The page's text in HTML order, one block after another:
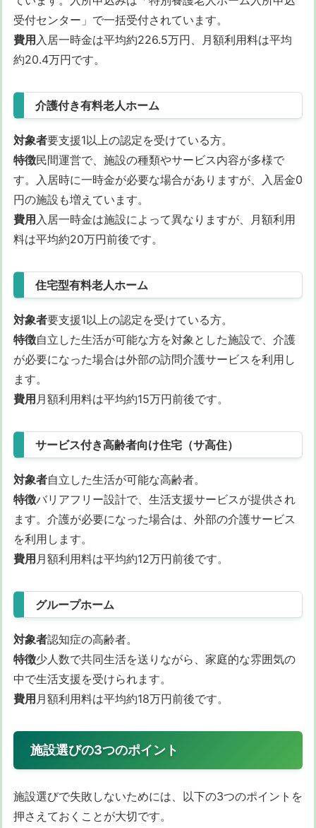
受付センター」で一括受付されています。
費用 入居一時金は平均約226.5万円、月額利用料は平均
約20.4万円です。
介護付き有料老人ホーム
対象者要支援1以上の認定を受けている方。
特徴民間運営で、施設の種類やサービス内容が多様で
す。入居時に一時金が必要な場合がありますが、入居金0
円の施設も増えています。
費用 入居一時金は施設によって異なりますが、月額利用
料は平均約20万円前後です。
住宅型有料老人ホーム
対象者要支援1以上の認定を受けている方。
特徴自立した生活が可能な方を対象とした施設で、介護
が必要になった場合は外部の訪問介護サービスを利用し
ます。
費用 月額利用料は平均約15万円前後です。
サービス付き高齢者向け住宅（サ高住）
対象者自立した生活が可能な高齢者。
特徴バリアフリー設計で、生活支援サービスが提供され
ます。介護が必要になった場合は、外部の介護サービス
を利用します。
費用 月額利用料は平均約12万円前後です。
グループホーム
対象者認知症の高齢者。
特徴少人数で共同生活を送りながら、家庭的な雰囲気の
中で生活支援を受けられます。
費用 月額利用料は平均約18万円前後です。
施設選びの3つのポイント
施設選びで失敗しないためには、以下の3つのポイントを
押さえておくことが大切です。